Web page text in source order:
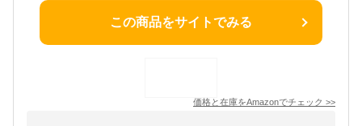
この商品をサイトでみる
価格と在庫をAmazonでチェック >>